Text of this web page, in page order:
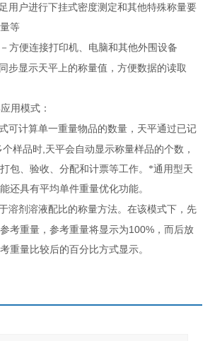
用户进行下挂式密度测定和其他特殊称量要
等
方便连接打印机、电脑和其他外围设备
步显示天平上的称量值，方便数据的读取
用模式：
可计算单一重量物品的数量，天平通过已记
个样品时 天平会自动显示称量样品的个数，
包、验收、分配和计票等工作。*通用型天
还具有平均单件重量优化功能。
溶剂溶液配比的称量方法。在该模式下，先
考重量，参考重量将显示为100% ，而后放
重量比较后的百分比方式显示。